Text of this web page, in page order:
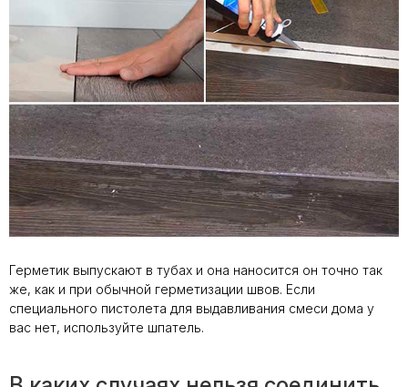
Герметик выпускают в тубах и она наносится он точно так
же, как и при обычной герметизации швов. Если
специального пистолета для выдавливания смеси дома у
вас нет, используйте шпатель.